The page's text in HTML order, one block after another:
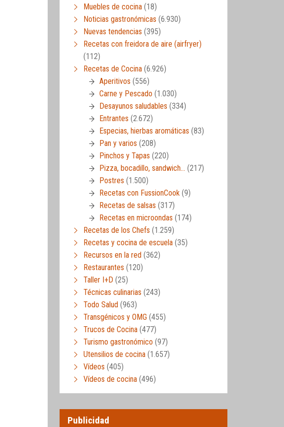
Muebles de cocina (18)
Noticias gastronómicas (6.930)
Nuevas tendencias (395)
Recetas con freidora de aire (airfryer)
(112)
Recetas de Cocina (6.926)
Aperitivos (556)
Carne y Pescado (1.030)
Desayunos saludables (334)
Entrantes (2.672)
Especias, hierbas aromáticas (83)
Pan y varios (208)
Pinchos y Tapas (220)
Pizza, bocadillo, sandwich… (217)
Postres (1.500)
Recetas con FussionCook (9)
Recetas de salsas (317)
Recetas en microondas (174)
Recetas de los Chefs (1.259)
Recetas y cocina de escuela (35)
Recursos en la red (362)
Restaurantes (120)
Taller I+D (25)
Técnicas culinarias (243)
Todo Salud (963)
Transgénicos y OMG (455)
Trucos de Cocina (477)
Turismo gastronómico (97)
Utensilios de cocina (1.657)
Vídeos (405)
Vídeos de cocina (496)
Publicidad